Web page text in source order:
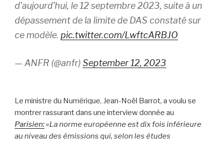
d’aujourd’hui, le 12 septembre 2023, suite à un
dépassement de la limite de DAS constaté sur
ce modèle. pic.twitter.com/LwftcARBJO
— ANFR (@anfr) September 12, 2023
Le ministre du Numérique, Jean-Noël Barrot, a voulu se
montrer rassurant dans une interview donnée au
Parisien:«La norme européenne est dix fois inférieure
au niveau des émissions qui, selon les études